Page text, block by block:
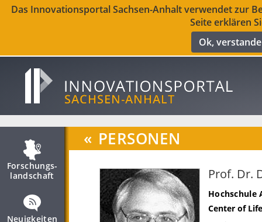
Das Innovationsportal Sachsen-Anhalt verwendet zur
Seite erklären
Ok,
Forschungs­
landschaft
Neuigkeiten
« PERSONEN
Prof. Dr.
Hochschule
Center of